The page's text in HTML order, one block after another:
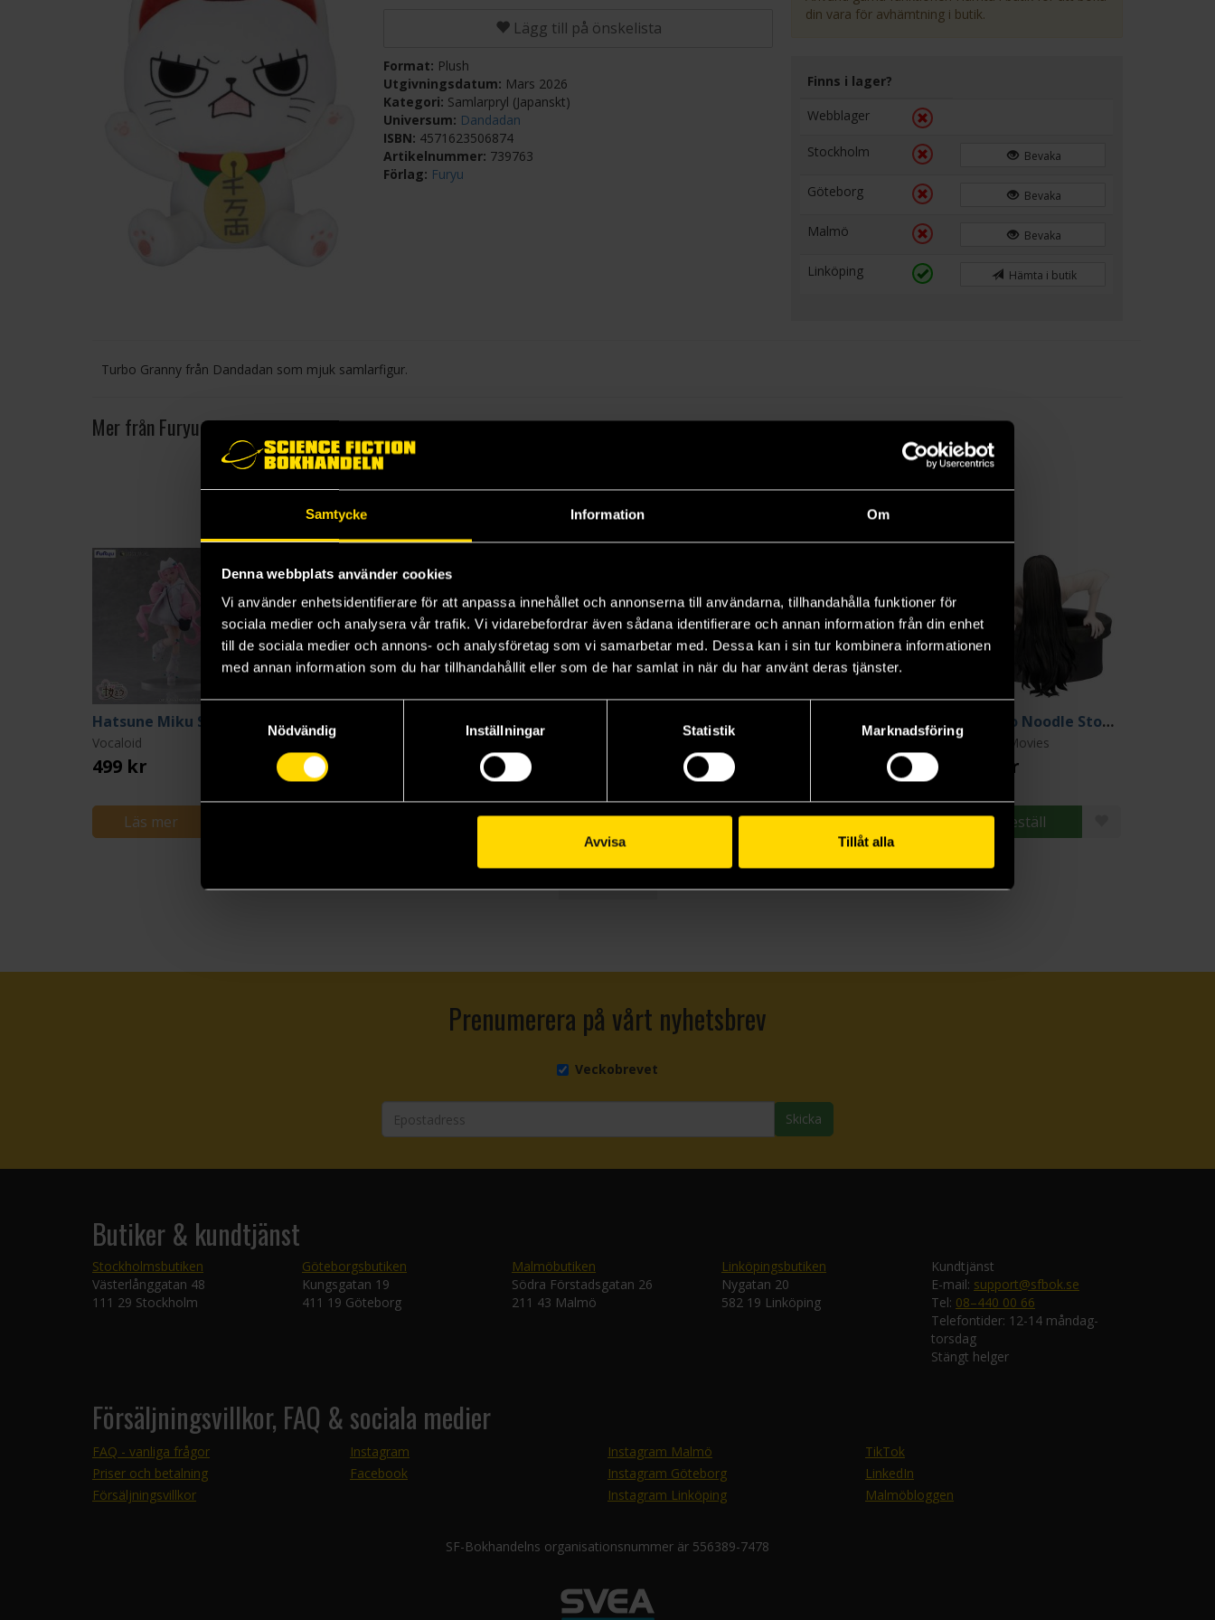
Samtycke Information Om
Denna webbplats använder cookies
Vi använder enhetsidentifierare för att anpassa innehållet och annonserna till användarna, tillhandahålla funktioner för
sociala medier och analysera vår trafik. Vi vidarebefordrar även sådana identifierare och annan information från din enhet
till de sociala medier och annons- och analysföretag som vi samarbetar med. Dessa kan i sin tur kombinera informationen
med annan information som du har tillhandahållit eller som de har samlat in när du har använt deras tjänster.
Nödvändig
Inställningar Statistik Marknadsföring
Avvisa Tillåt alla
Lägg till på önskelista
Format: Plush
Utgivningsdatum: Mars 2026
Kategori: Samlarpryl (Japanskt)
Universum: Dandadan
ISBN: 4571623506874
Artikelnummer: 739763
Förlag: Furyu
din vara för avhämtning i butik.
Finns i lager?
Webblager
Stockholm Bevaka
Göteborg Bevaka
Malmö Bevaka
Linköping Hämta i butik
Turbo Granny från Dandadan som mjuk samlarfigur.
Mer från Furyu
Vocaloid
499 kr
Läs mer
The Apothecary Diaries
499 kr
The Apothecary Diaries
499 kr
Beställ Beställ
Cat Sweet Berry Pink Big Plush 35 cm
Beställ
Sadako Noodle Stopper PVC Statue 9 cm
Horror Movies
399 kr
Beställ
Prenumerera på vårt nyhetsbrev
Veckobrevet
Skicka
Butiker & kundtjänst
Stockholmsbutiken
Västerlånggatan 48
111 29 Stockholm
Göteborgsbutiken
Kungsgatan 19
411 19 Göteborg
Malmöbutiken
Södra Förstadsgatan 26
211 43 Malmö
Linköpingsbutiken
Nygatan 20
582 19 Linköping
Kundtjänst
E-mail: support@sfbok.se
Tel: 08–440 00 66
Telefontider: 12-14 måndag-
torsdag
Stängt helger
Försäljningsvillkor, FAQ & sociala medier
FAQ - vanliga frågor
Priser och betalning
Försäljningsvillkor
Instagram
Facebook
Instagram Malmö
Instagram Göteborg
Instagram Linköping
TikTok
LinkedIn
Malmöbloggen
SF-Bokhandelns organisationsnummer är 556389-7478